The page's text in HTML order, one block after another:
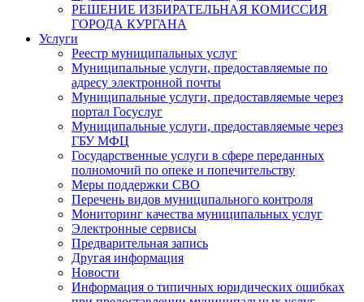
РЕШЕНИЕ ИЗБИРАТЕЛЬНАЯ КОМИССИЯ
ГОРОДА КУРГАНА
Услуги
Реестр муниципальных услуг
Муниципальные услуги, предоставляемые по
адресу электронной почты
Муниципальные услуги, предоставляемые через
портал Госуслуг
Муниципальные услуги, предоставляемые через
ГБУ МФЦ
Государственные услуги в сфере переданных
полномочий по опеке и попечительству
Меры поддержки СВО
Перечень видов муниципального контроля
Мониторинг качества муниципальных услуг
Электронные сервисы
Предварительная запись
Другая информация
Новости
Информация о типичных юридических ошибках